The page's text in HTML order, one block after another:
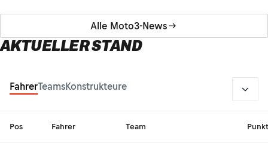
Alle Moto3-News
AKTUELLER STAND
FahrerTeamsKonstrukteure
Pos Fahrer Team